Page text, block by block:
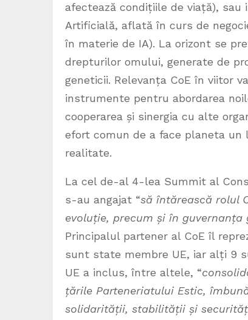
afectează condițiile de viață), sau
Artificială, aflată în curs de
în materie de IA). La orizont se
drepturilor omului, generate de
geneticii. Relevanța CoE în viitor
instrumente pentru abordarea
cooperarea și sinergia cu alte
efort comun de a face planeta un
realitate.
La cel de-al 4-lea Summit al
s-au angajat “să întărească rolul
evoluție, precum și în guvernanța
Principalul partener al CoE îl
sunt state membre UE, iar alți 9
UE a inclus, între altele, “
țările Parteneriatului Estic,
solidarității, stabilității și